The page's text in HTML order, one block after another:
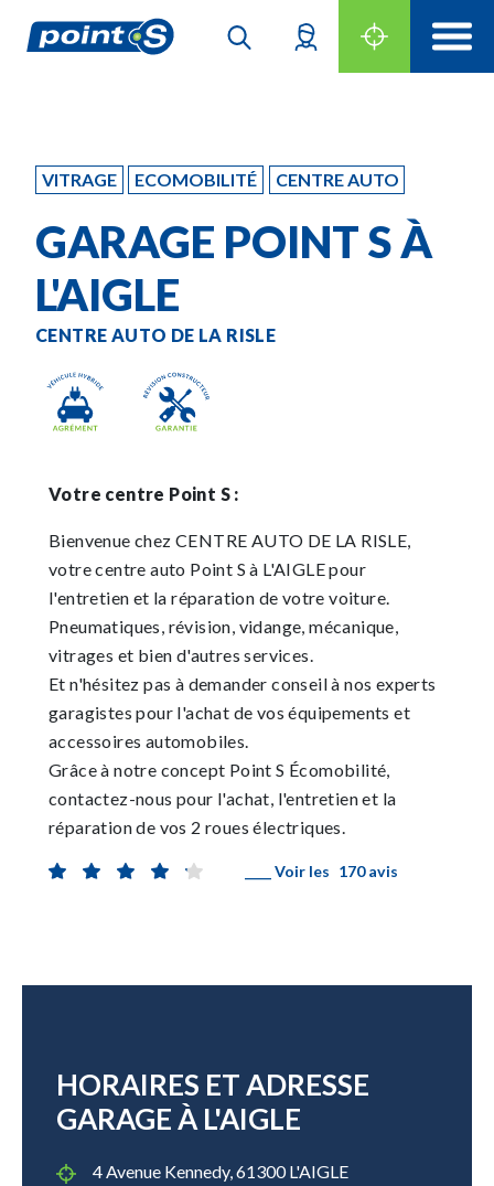
VITRAGE ECOMOBILITÉ CENTRE AUTO
GARAGE POINT S À
L'AIGLE
CENTRE AUTO DE LA RISLE
Votre centre Point S :
Bienvenue chez CENTRE AUTO DE LA RISLE,
votre centre auto Point S à L'AIGLE pour
l'entretien et la réparation de votre voiture.
Pneumatiques, révision, vidange, mécanique,
vitrages et bien d'autres services.
Et n'hésitez pas à demander conseil à nos experts
garagistes pour l'achat de vos équipements et
accessoires automobiles.
Grâce à notre concept Point S Écomobilité,
contactez-nous pour l'achat, l'entretien et la
réparation de vos 2 roues électriques.
____ Voir les 170 avis
HORAIRES ET ADRESSE
GARAGE À L'AIGLE
4 Avenue Kennedy, 61300 L'AIGLE